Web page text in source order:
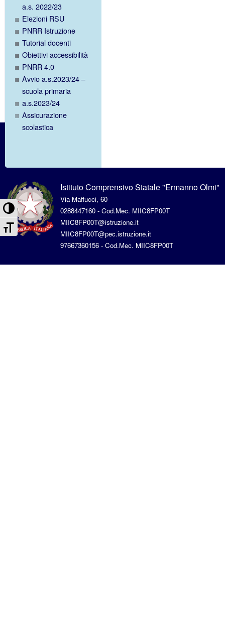
Attiva/disattiva alto contrasto
Attiva/disattiva dimensione testo
a.s. 2022/23
Elezioni RSU
PNRR Istruzione
Tutorial docenti
Obiettivi accessibilità
PNRR 4.0
Avvio a.s.2023/24 –
scuola primaria
a.s.2023/24
Assicurazione
scolastica
Istituto Comprensivo Statale "Ermanno Olmi"
Via Maffucci, 60
0288447160 - Cod.Mec. MIIC8FP00T
MIIC8FP00T@istruzione.it
MIIC8FP00T@pec.istruzione.it
97667360156 - Cod.Mec. MIIC8FP00T